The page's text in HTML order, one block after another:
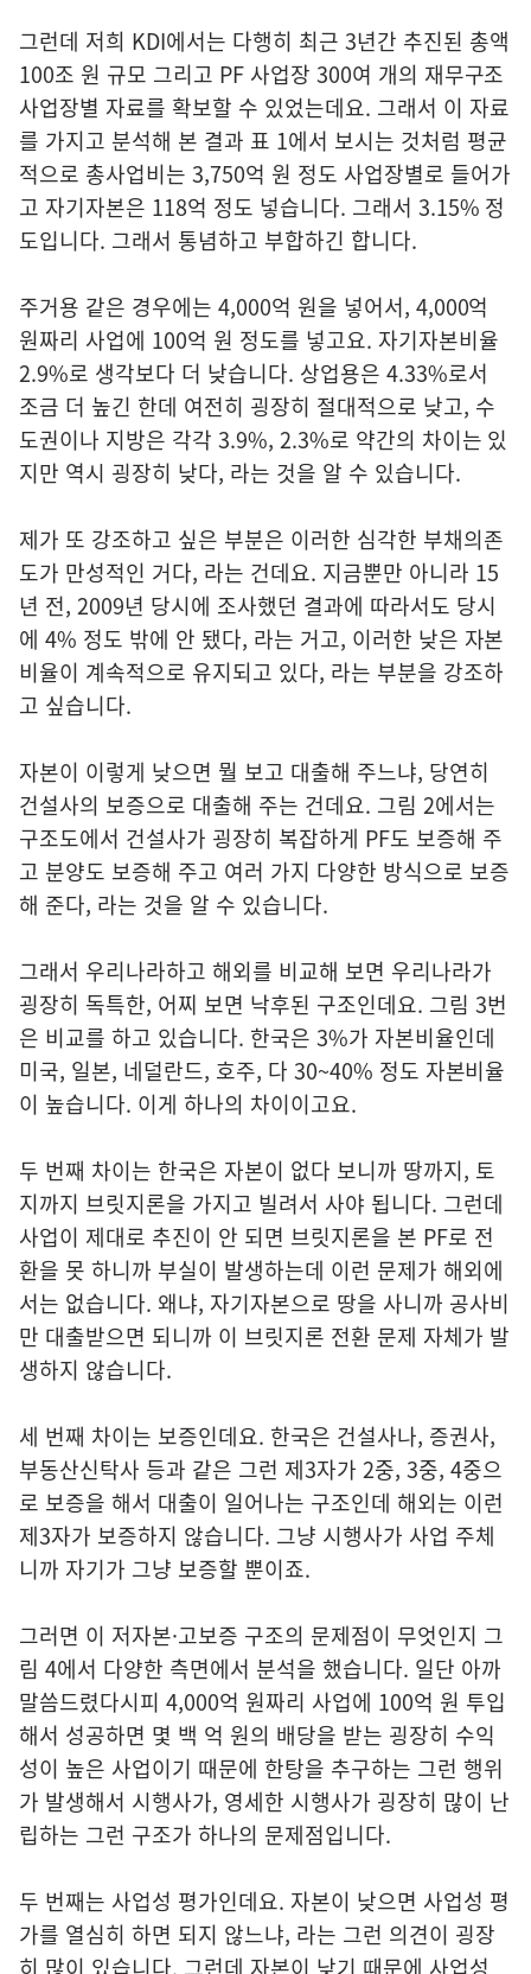
그런데 저희 KDI에서는 다행히 최근 3년간 추진된 총액
100조 원 규모 그리고 PF 사업장 300여 개의 재무구조
사업장별 자료를 확보할 수 있었는데요. 그래서 이 자료
를 가지고 분석해 본 결과 표 1에서 보시는 것처럼 평균
적으로 총사업비는 3,750억 원 정도 사업장별로 들어가
고 자기자본은 118억 정도 넣습니다. 그래서 3.15% 정
도입니다. 그래서 통념하고 부합하긴 합니다.
주거용 같은 경우에는 4,000억 원을 넣어서, 4,000억
원짜리 사업에 100억 원 정도를 넣고요. 자기자본비율
2.9%로 생각보다 더 낮습니다. 상업용은 4.33%로서
조금 더 높긴 한데 여전히 굉장히 절대적으로 낮고, 수
도권이나 지방은 각각 3.9%, 2.3%로 약간의 차이는 있
지만 역시 굉장히 낮다, 라는 것을 알 수 있습니다.
제가 또 강조하고 싶은 부분은 이러한 심각한 부채의존
도가 만성적인 거다, 라는 건데요. 지금뿐만 아니라 15
년 전, 2009년 당시에 조사했던 결과에 따라서도 당시
에 4% 정도 밖에 안 됐다, 라는 거고, 이러한 낮은 자본
비율이 계속적으로 유지되고 있다, 라는 부분을 강조하
고 싶습니다.
자본이 이렇게 낮으면 뭘 보고 대출해 주느냐, 당연히
건설사의 보증으로 대출해 주는 건데요. 그림 2에서는
구조도에서 건설사가 굉장히 복잡하게 PF도 보증해 주
고 분양도 보증해 주고 여러 가지 다양한 방식으로 보증
해 준다, 라는 것을 알 수 있습니다.
그래서 우리나라하고 해외를 비교해 보면 우리나라가
굉장히 독특한, 어찌 보면 낙후된 구조인데요. 그림 3번
은 비교를 하고 있습니다. 한국은 3%가 자본비율인데
미국, 일본, 네덜란드, 호주, 다 30~40% 정도 자본비율
이 높습니다. 이게 하나의 차이이고요.
두 번째 차이는 한국은 자본이 없다 보니까 땅까지, 토
지까지 브릿지론을 가지고 빌려서 사야 됩니다. 그런데
사업이 제대로 추진이 안 되면 브릿지론을 본 PF로 전
환을 못 하니까 부실이 발생하는데 이런 문제가 해외에
서는 없습니다. 왜냐, 자기자본으로 땅을 사니까 공사비
만 대출받으면 되니까 이 브릿지론 전환 문제 자체가 발
생하지 않습니다.
세 번째 차이는 보증인데요. 한국은 건설사나, 증권사,
부동산신탁사 등과 같은 그런 제3자가 2중, 3중, 4중으
로 보증을 해서 대출이 일어나는 구조인데 해외는 이런
제3자가 보증하지 않습니다. 그냥 시행사가 사업 주체
니까 자기가 그냥 보증할 뿐이죠.
그러면 이 저자본·고보증 구조의 문제점이 무엇인지 그
림 4에서 다양한 측면에서 분석을 했습니다. 일단 아까
말씀드렸다시피 4,000억 원짜리 사업에 100억 원 투입
해서 성공하면 몇 백 억 원의 배당을 받는 굉장히 수익
성이 높은 사업이기 때문에 한탕을 추구하는 그런 행위
가 발생해서 시행사가, 영세한 시행사가 굉장히 많이 난
립하는 그런 구조가 하나의 문제점입니다.
두 번째는 사업성 평가인데요. 자본이 낮으면 사업성 평
가를 열심히 하면 되지 않느냐, 라는 그런 의견이 굉장
히 많이 있습니다. 그런데 자본이 낮기 때문에 사업성